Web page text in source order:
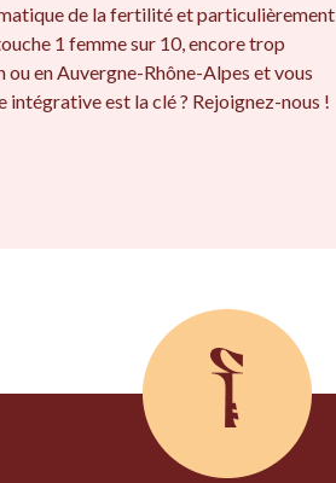
de la fertilité et particulièrement
1 femme sur 10, encore trop
ou en Auvergne-Rhône-Alpes et vous
intégrative est la clé ? Rejoignez-nous !